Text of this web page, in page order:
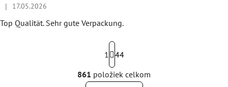
Hodnotenie obchodu je 5 z 5 hviezdičiek.
| 17.05.2026
Top Qualität. Sehr gute Verpackung.
O
S
t
r
á
n
1
44
861 položiek celkom